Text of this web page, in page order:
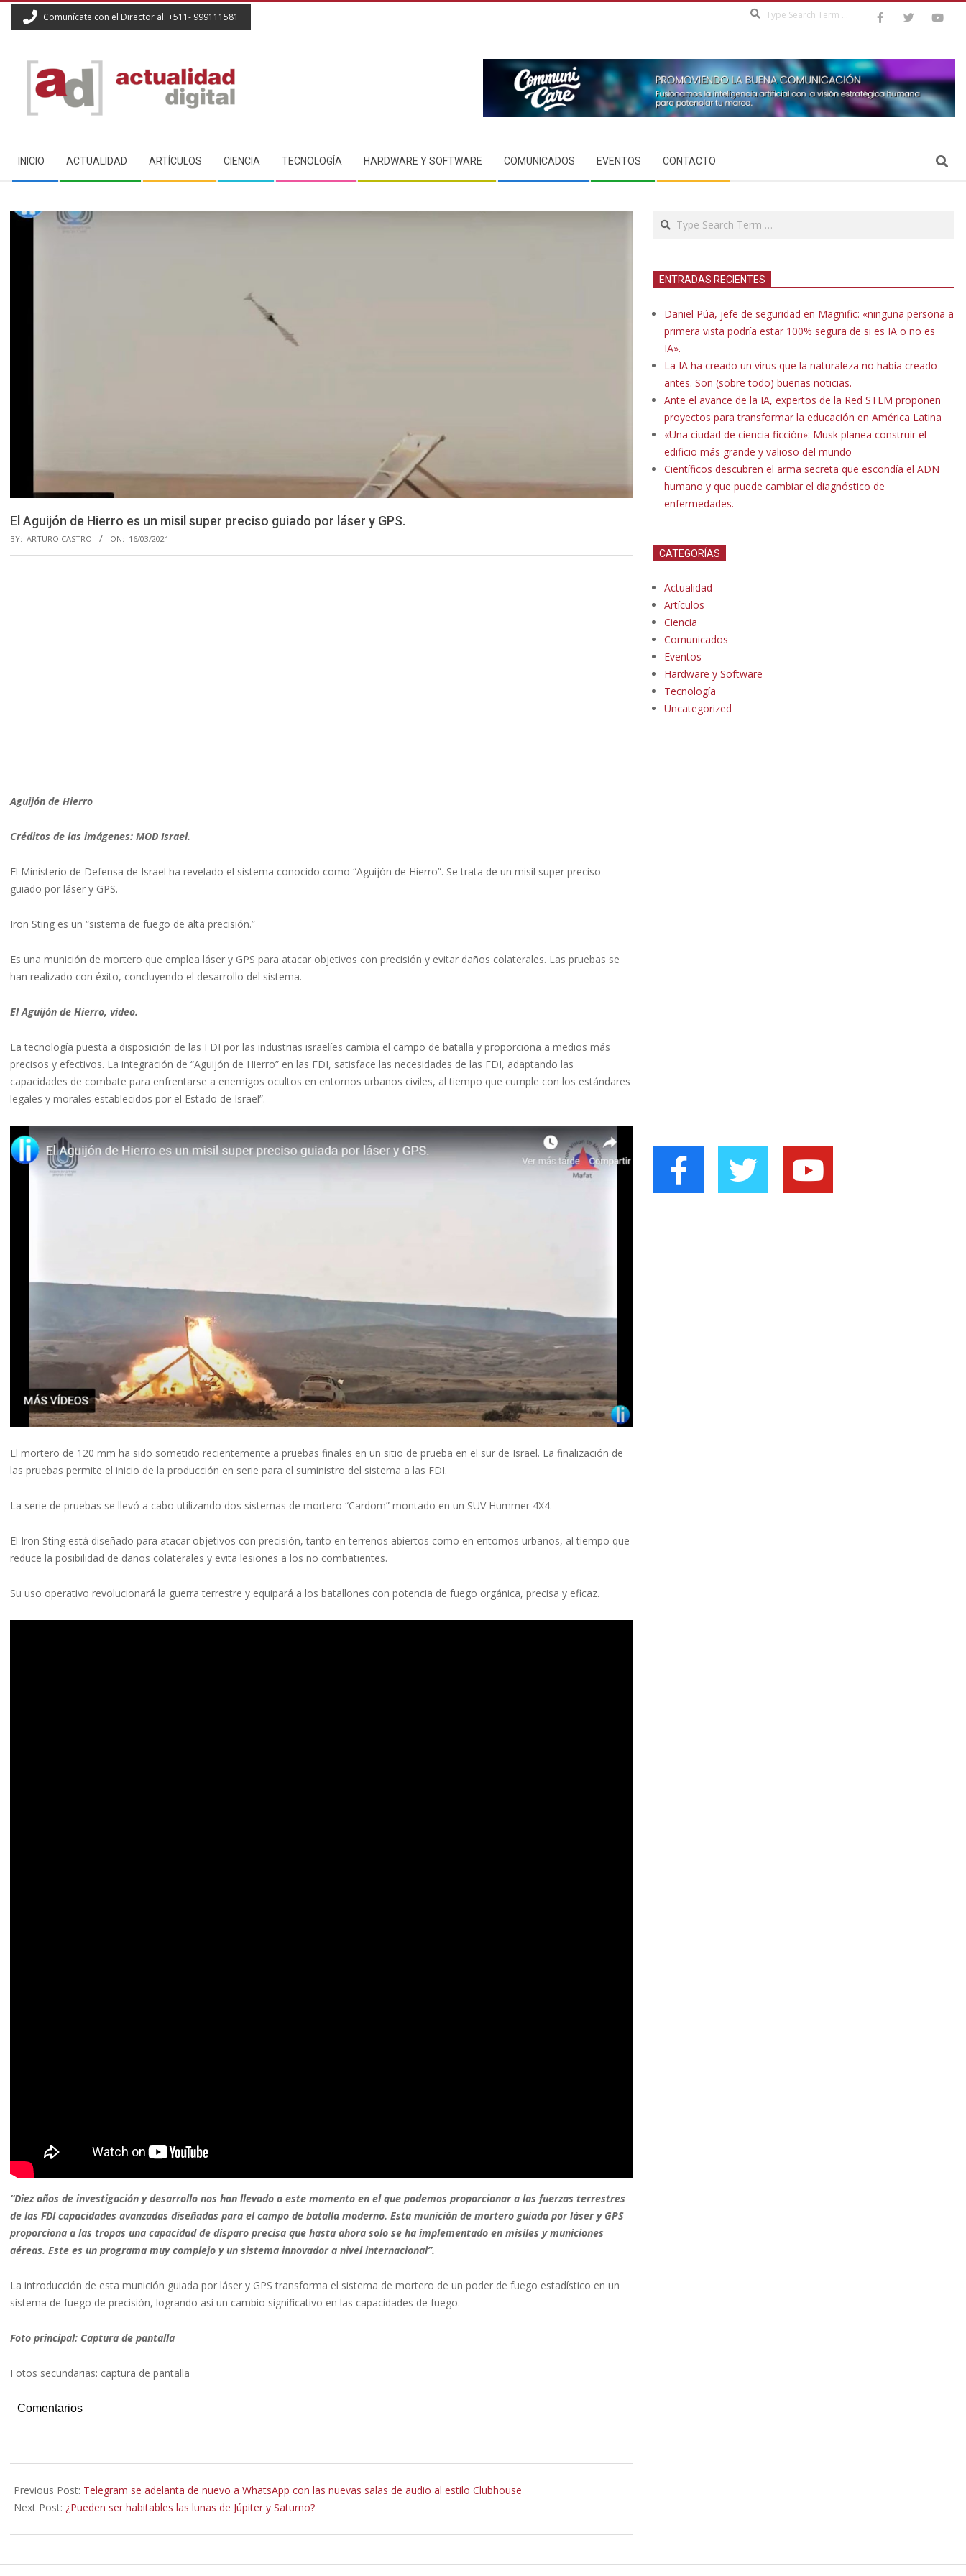
Comunícate con el Director al: +511- 999111581
ACTUALIDAD
DIGITAL
Navigation
Menu
INICIO ACTUALIDAD ARTÍCULOS CIENCIA TECNOLOGÍA HARDWARE Y SOFTWARE COMUNICADOS EVENTOS CONTACTO Search
El Aguijón de Hierro es un misil super preciso guiado por láser y GPS.
BY: ARTURO CASTRO ON: 16/03/2021
Aguijón de Hierro
Créditos de las imágenes: MOD Israel.
El Ministerio de Defensa de Israel ha revelado el sistema conocido como “Aguijón de Hierro”. Se trata de un misil super preciso
guiado por láser y GPS.
Iron Sting es un “sistema de fuego de alta precisión.”
Es una munición de mortero que emplea láser y GPS para atacar objetivos con precisión y evitar daños colaterales. Las pruebas se
han realizado con éxito, concluyendo el desarrollo del sistema.
El Aguijón de Hierro, video.
La tecnología puesta a disposición de las FDI por las industrias israelíes cambia el campo de batalla y proporciona a medios más
precisos y efectivos. La integración de “Aguijón de Hierro” en las FDI, satisface las necesidades de las FDI, adaptando las
capacidades de combate para enfrentarse a enemigos ocultos en entornos urbanos civiles, al tiempo que cumple con los estándares
legales y morales establecidos por el Estado de Israel”.
El mortero de 120 mm ha sido sometido recientemente a pruebas finales en un sitio de prueba en el sur de Israel. La finalización de
las pruebas permite el inicio de la producción en serie para el suministro del sistema a las FDI.
La serie de pruebas se llevó a cabo utilizando dos sistemas de mortero “Cardom” montado en un SUV Hummer 4X4.
El Iron Sting está diseñado para atacar objetivos con precisión, tanto en terrenos abiertos como en entornos urbanos, al tiempo que
reduce la posibilidad de daños colaterales y evita lesiones a los no combatientes.
Su uso operativo revolucionará la guerra terrestre y equipará a los batallones con potencia de fuego orgánica, precisa y eficaz.
“Diez años de investigación y desarrollo nos han llevado a este momento en el que podemos proporcionar a las fuerzas terrestres
de las FDI capacidades avanzadas diseñadas para el campo de batalla moderno. Esta munición de mortero guiada por láser y GPS
proporciona a las tropas una capacidad de disparo precisa que hasta ahora solo se ha implementado en misiles y municiones
aéreas. Este es un programa muy complejo y un sistema innovador a nivel internacional”.
La introducción de esta munición guiada por láser y GPS transforma el sistema de mortero de un poder de fuego estadístico en un
sistema de fuego de precisión, logrando así un cambio significativo en las capacidades de fuego.
Foto principal: Captura de pantalla
Fotos secundarias: captura de pantalla
Comentarios
03-
16
Previous Post: Telegram se adelanta de nuevo a WhatsApp con las nuevas salas de audio al estilo Clubhouse
Next Post: ¿Pueden ser habitables las lunas de Júpiter y Saturno?
Search
ENTRADAS RECIENTES
Daniel Púa, jefe de seguridad en Magnific: «ninguna persona a
primera vista podría estar 100% segura de si es IA o no es
IA».
La IA ha creado un virus que la naturaleza no había creado
antes. Son (sobre todo) buenas noticias.
Ante el avance de la IA, expertos de la Red STEM proponen
proyectos para transformar la educación en América Latina
«Una ciudad de ciencia ficción»: Musk planea construir el
edificio más grande y valioso del mundo
Científicos descubren el arma secreta que escondía el ADN
humano y que puede cambiar el diagnóstico de
enfermedades.
CATEGORÍAS
Actualidad
Artículos
Ciencia
Comunicados
Eventos
Hardware y Software
Tecnología
Uncategorized